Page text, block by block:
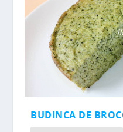
BUDINCA DE